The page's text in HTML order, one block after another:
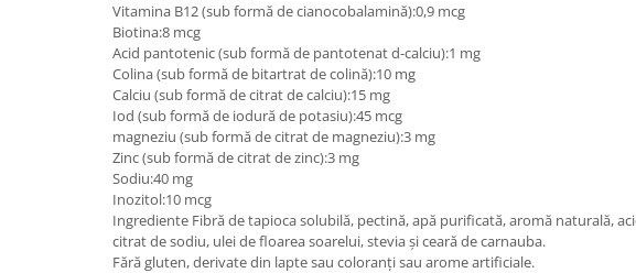
Vitamina B12 (sub formă de cianocobalamină):0,9 mcg
Biotina:8 mcg
Acid pantotenic (sub formă de pantotenat d-calciu):1 mg
Colina (sub formă de bitartrat de colină):10 mg
Calciu (sub formă de citrat de calciu):15 mg
Iod (sub formă de iodură de potasiu):45 mcg
magneziu (sub formă de citrat de magneziu):3 mg
Zinc (sub formă de citrat de zinc):3 mg
Sodiu:40 mg
Inozitol:10 mcg
Ingrediente Fibră de tapioca solubilă, pectină, apă purificată, aromă naturală,
citrat de sodiu, ulei de floarea soarelui, stevia și ceară de carnauba.
Fără gluten, derivate din lapte sau coloranți sau arome artificiale.